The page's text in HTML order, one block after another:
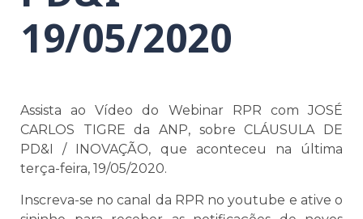
19/05/2020
Assista ao Vídeo do Webinar RPR com JOSÉ
CARLOS TIGRE da ANP, sobre CLÁUSULA DE
PD&I / INOVAÇÃO, que aconteceu na última
terça-feira, 19/05/2020.
Inscreva-se no canal da RPR no youtube e ative o